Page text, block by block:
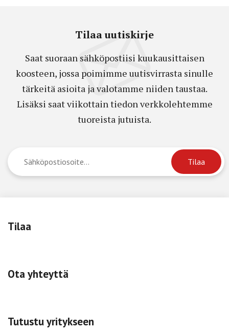
Tilaa uutiskirje
Saat suoraan sähköpostiisi kuukausittaisen
koosteen, jossa poimimme uutisvirrasta sinulle
tärkeitä asioita ja valotamme niiden taustaa.
Lisäksi saat viikottain tiedon verkkolehtemme
tuoreista jutuista.
Tilaa
Ota yhteyttä
Tutustu yritykseen